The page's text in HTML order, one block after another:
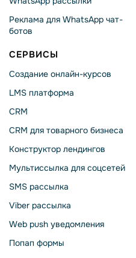
Реклама для WhatsApp чат-
ботов
СЕРВИСЫ
Создание онлайн-курсов
LMS платформа
CRM
CRM для товарного бизнеса
Конструктор лендингов
Мультиссылка для соцсетей
SMS рассылка
Viber рассылка
Web push уведомления
Попап формы